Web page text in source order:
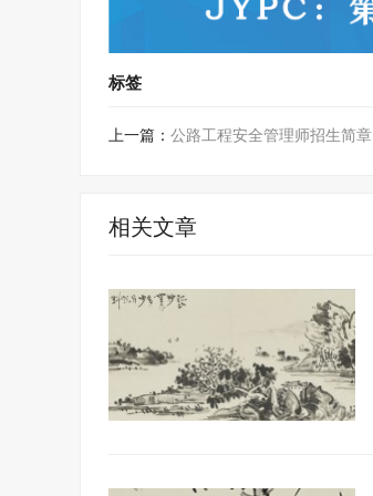
标签
上一篇： 公路工程安全管理师招生简章
相关文章